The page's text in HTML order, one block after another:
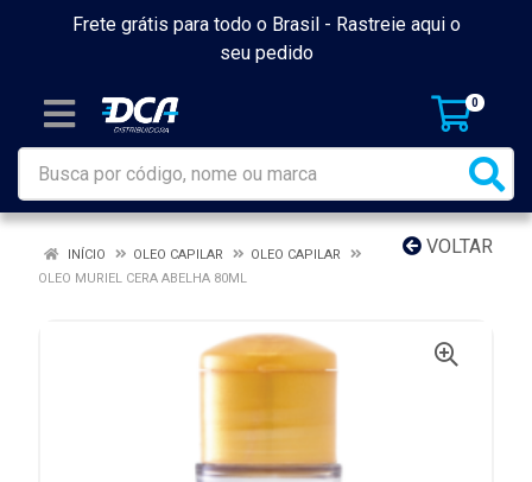
Frete grátis para todo o Brasil - Rastreie aqui o
seu pedido
0
VOLTAR
INÍCIO OLEO CAPILAR
OLEO CAPILAR
OLEO MURIEL CERA ABELHA 80ML